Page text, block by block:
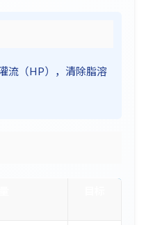
流（HP），清除脂溶